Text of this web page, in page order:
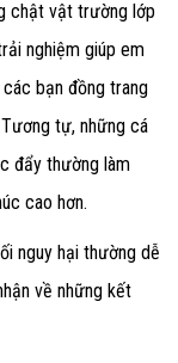
chật vật trường lớp
nghiệm giúp em
bạn đồng trang
tự, những cá
đẩy thường làm
cao hơn.
nguy hại thường dễ
về những kết